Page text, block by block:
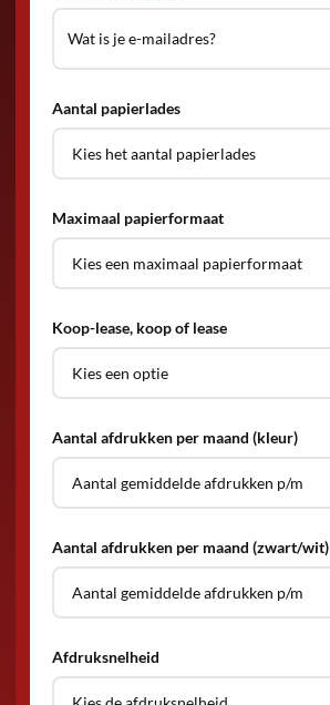
Aantal papierlades
Maximaal papierformaat
Koop-lease, koop of lease
Aantal afdrukken per maand (kleur)
Aantal afdrukken per maand (zwart/wit)
Afdruksnelheid